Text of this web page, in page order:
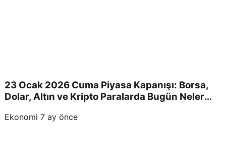
23 Ocak 2026 Cuma Piyasa Kapanışı: Borsa,
Dolar, Altın ve Kripto Paralarda Bugün Neler
Ekonomi 7 ay önce